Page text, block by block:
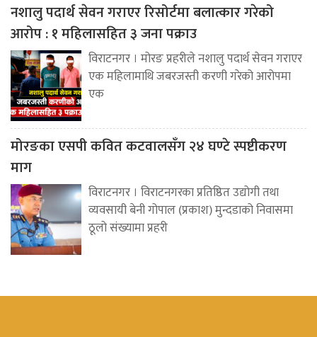
नशालु पदार्थ सेवन गराएर रिसोर्टमा बलात्कार गरेको
आरोप : १ महिलासहित ३ जना पक्राउ
विराटनगर । मोरङ प्रहरीले नशालु पदार्थ सेवन गराएर
एक महिलामाथि जबरजस्ती करणी गरेको आरोपमा
एक
मोरङका एसपी कवित कटवालसँग २४ घण्टे स्पष्टीकरण
माग
विराटनगर । विराटनगरका प्रतिष्ठित उद्योगी तथा
व्यवसायी बेनी गोपाल (प्रकाश) मुन्दडाको निवासमा
ठूलो संख्यामा प्रहरी